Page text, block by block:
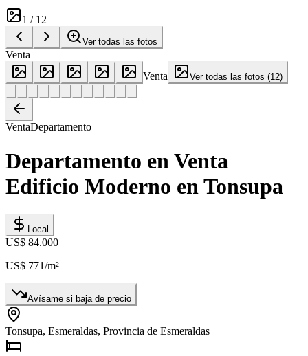
1 / 12
Ver todas las fotos
Venta
Venta
Ver todas las fotos (12)
VentaDepartamento
Departamento en Venta
Edificio Moderno en Tonsupa
Local
US$ 84.000
US$ 771/m²
Avísame si baja de precio
Tonsupa, Esmeraldas, Provincia de Esmeraldas